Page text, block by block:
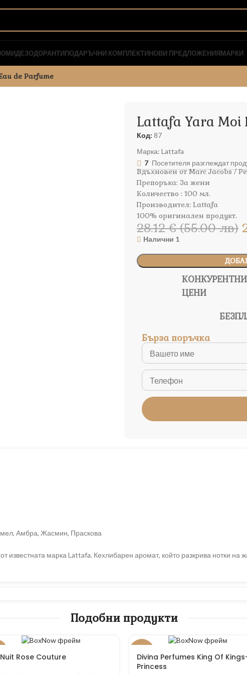
ДЕЗОДОРАНТИПОДАРЪЧНИ КОМПЛЕКТИНОВИ ПРЕДЛОЖЕНИЯМАРКИ
de Parfume
Lattafa Yara Moi
Код: 87
Марка: Lattafa
7 Посетителя разглеждат
Вдъхновен от Marc Jacobs /
Препоръка: За жени
Количество : 100 мл.
Производител: Lattafa
100% оригинален продукт.
28.12 € (55.00 лв)
Налични 1
КОНКУРЕНТНИ
ЦЕНИ
Бърза поръчка
Амбра, Жасмин, Праскова
известната марка Lattafa. Кехлибарен аромат, който разкрива нотки
Подобни продукти
Rose Couture
Divina Perfumes King Of
Princess